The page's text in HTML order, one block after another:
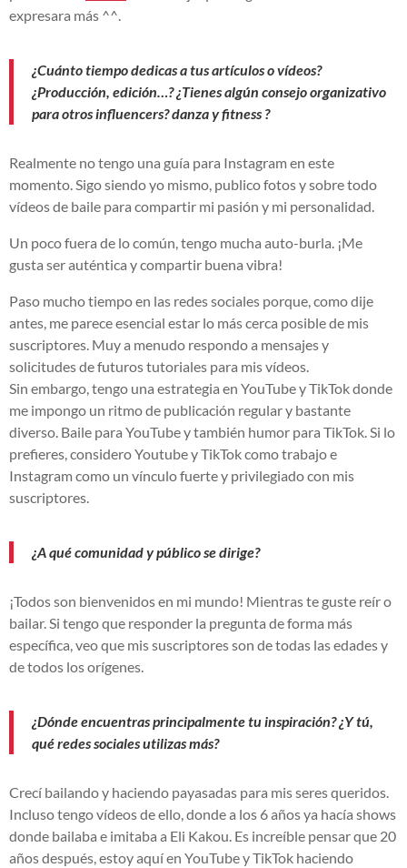
expresara más ^^.
¿Cuánto tiempo dedicas a tus artículos o vídeos?
¿Producción, edición…? ¿Tienes algún consejo organizativo
para otros influencers?danza y fitness ?
Realmente no tengo una guía para Instagram en este
momento. Sigo siendo yo mismo, publico fotos y sobre todo
vídeos de baile para compartir mi pasión y mi personalidad.
Un poco fuera de lo común, tengo mucha auto-burla. ¡Me
gusta ser auténtica y compartir buena vibra!
Paso mucho tiempo en las redes sociales porque, como dije
antes, me parece esencial estar lo más cerca posible de mis
suscriptores. Muy a menudo respondo a mensajes y
solicitudes de futuros tutoriales para mis vídeos.
Sin embargo, tengo una estrategia en YouTube y TikTok donde
me impongo un ritmo de publicación regular y bastante
diverso. Baile para YouTube y también humor para TikTok. Si lo
prefieres, considero Youtube y TikTok como trabajo e
Instagram como un vínculo fuerte y privilegiado con mis
suscriptores.
¿A qué comunidad y público se dirige?
¡Todos son bienvenidos en mi mundo! Mientras te guste reír o
bailar. Si tengo que responder la pregunta de forma más
específica, veo que mis suscriptores son de todas las edades y
de todos los orígenes.
¿Dónde encuentras principalmente tu inspiración? ¿Y tú,
qué redes sociales utilizas más?
Crecí bailando y haciendo payasadas para mis seres queridos.
Incluso tengo vídeos de ello, donde a los 6 años ya hacía shows
donde bailaba e imitaba a Eli Kakou. Es increíble pensar que 20
años después, estoy aquí en YouTube y TikTok haciendo